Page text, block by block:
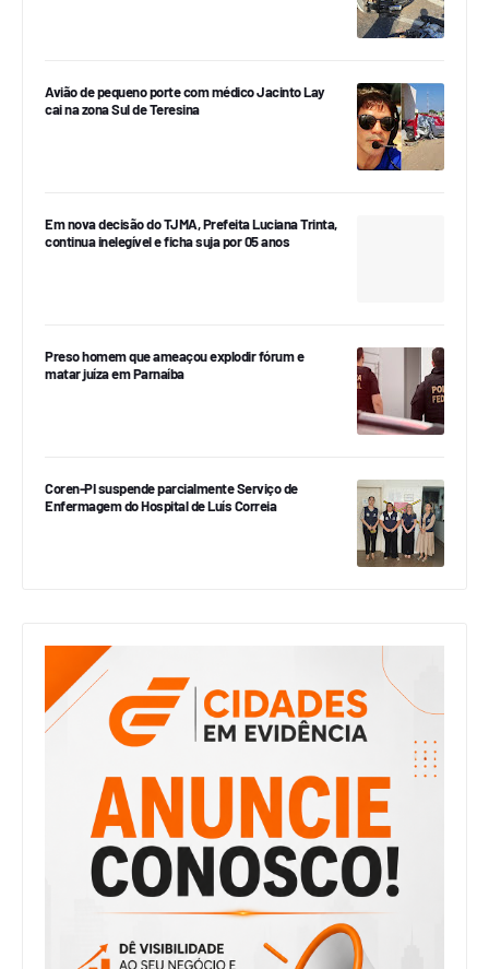
Avião de pequeno porte com médico Jacinto Lay
cai na zona Sul de Teresina
Em nova decisão do TJMA, Prefeita Luciana Trinta,
continua inelegível e ficha suja por 05 anos
Preso homem que ameaçou explodir fórum e
matar juíza em Parnaíba
Coren-PI suspende parcialmente Serviço de
Enfermagem do Hospital de Luís Correia